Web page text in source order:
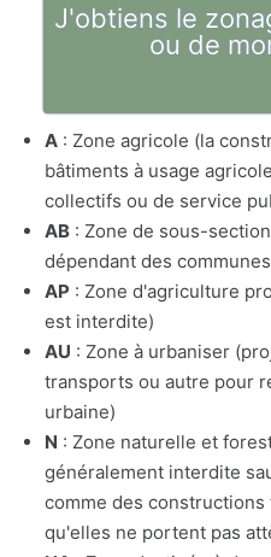
J'obtiens le
ou de
A : Zone agricole (la
bâtiments à usage
collectifs ou de service
AB : Zone de sous-
dépendant des
AP : Zone d'agriculture
est interdite)
AU : Zone à urbaniser
transports ou autre pour
urbaine)
N : Zone naturelle et
généralement interdite
comme des
qu'elles ne portent pas